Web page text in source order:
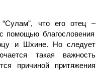
что его отец –
помощью благословения
и Шхине. Но следует
такая важность
причиной притяжения